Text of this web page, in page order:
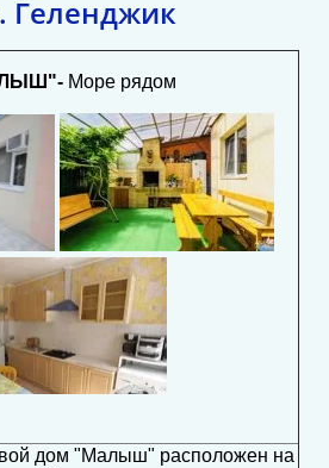
Море рядом
дом "Малыш" расположен на